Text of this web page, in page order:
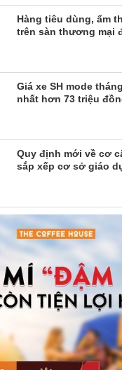
Hàng tiêu dùng, ẩm
trên sàn thương mại
Giá xe SH mode
nhất hơn 73 triệu
Quy định mới về cơ
sắp xếp cơ sở giáo